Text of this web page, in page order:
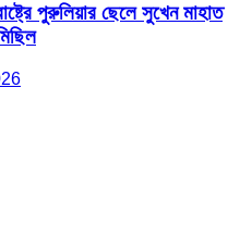
পুরুলিয়ার ছেলে সুখেন মাহাত